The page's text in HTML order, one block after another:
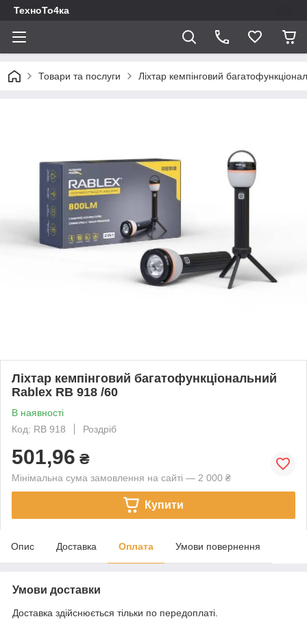
ТехноТо4ка
Товари та послуги Ліхтар кемпінговий
Ліхтар кемпінговий багатофункціональний
Rablex RB 918 /60
В наявності
Код: RB 918
Роздріб
501,96 ₴
Мінімальна сума замовлення на сайті — 2 000 ₴
Купити
Опис Доставка Оплата Умови повернення
Умови доставки
Доставка здійснюється тільки по передоплаті.